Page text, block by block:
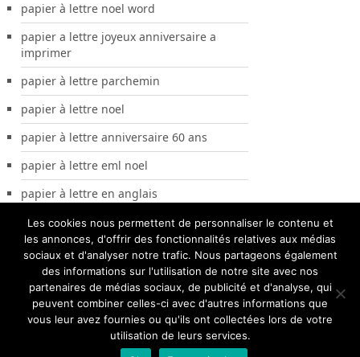
papier à lettre noel word
papier a lettre joyeux anniversaire a
imprimer
papier à lettre parchemin
papier à lettre noel
papier à lettre anniversaire 60 ans
papier à lettre eml noel
papier à lettre en anglais
Copyright © 2026.
Les cookies nous permettent de personnaliser le contenu et
les annonces, d'offrir des fonctionnalités relatives aux médias
sociaux et d'analyser notre trafic. Nous partageons également
des informations sur l'utilisation de notre site avec nos
partenaires de médias sociaux, de publicité et d'analyse, qui
peuvent combiner celles-ci avec d'autres informations que
vous leur avez fournies ou qu'ils ont collectées lors de votre
utilisation de leurs services.